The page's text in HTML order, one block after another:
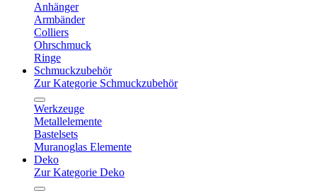
Anhänger
Armbänder
Colliers
Ohrschmuck
Ringe
Schmuckzubehör
Zur Kategorie Schmuckzubehör
Werkzeuge
Metallelemente
Bastelsets
Muranoglas Elemente
Deko
Zur Kategorie Deko